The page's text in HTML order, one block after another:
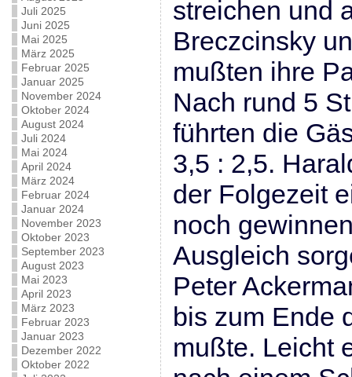
Juli 2025
Juni 2025
Mai 2025
März 2025
Februar 2025
Januar 2025
November 2024
Oktober 2024
August 2024
Juli 2024
Mai 2024
April 2024
März 2024
Februar 2024
Januar 2024
November 2023
Oktober 2023
September 2023
August 2023
Mai 2023
April 2023
März 2023
Februar 2023
Januar 2023
Dezember 2022
Oktober 2022
streichen und
Breczcinsky
mußten ihre
Nach rund 5
führten die
3,5 : 2,5.
der Folgezeit
noch
Ausgleich
Peter
bis zum Ende
mußte. Leicht